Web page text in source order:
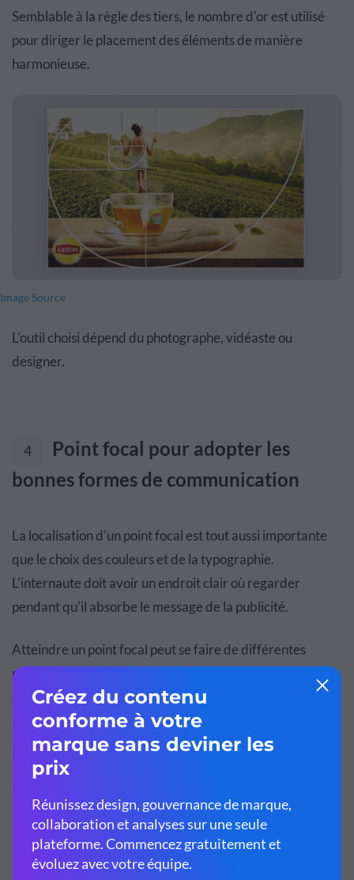
Semblable à la règle des tiers, le nombre d'or est utilisé
pour diriger le placement des éléments de manière
harmonieuse.
Image Source
L'outil choisi dépend du photographe, vidéaste ou
designer.
4
Point focal pour adopter les
bonnes formes de communication
La localisation d'un point focal est tout aussi importante
que le choix des couleurs et de la typographie.
L'internaute doit avoir un endroit clair où regarder
pendant qu'il absorbe le message de la publicité.
Atteindre un point focal peut se faire de différentes
manières. La règle des tiers et le juste milieu sont deux
outils utiles pour aider à créer un point focal réussi.
D'autres techniques pour créer un point focal sont :
concentré et l'arrière-plan flou ou vice versa.
Exposition :manipulez les zones sombres et claires
d'une image pour faire ressortir le point focal.